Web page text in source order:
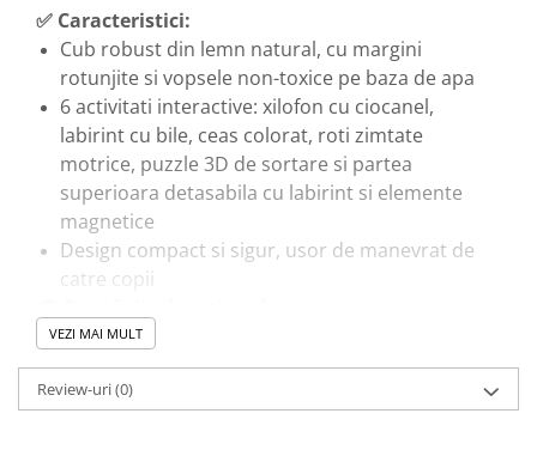
✅ Caracteristici:
Cub robust din lemn natural, cu margini
rotunjite si vopsele non-toxice pe baza de apa
6 activitati interactive: xilofon cu ciocanel,
labirint cu bile, ceas colorat, roti zimtate
motrice, puzzle 3D de sortare si partea
superioara detasabila cu labirint si elemente
magnetice
Design compact si sigur, usor de manevrat de
catre copii
Stimuleaza coordonarea mana-ochi si
motricitatea fina prin activitati variate
Dezvolta gandirea logica, recunoasterea
VEZI MAI MULT
Review-uri(0)